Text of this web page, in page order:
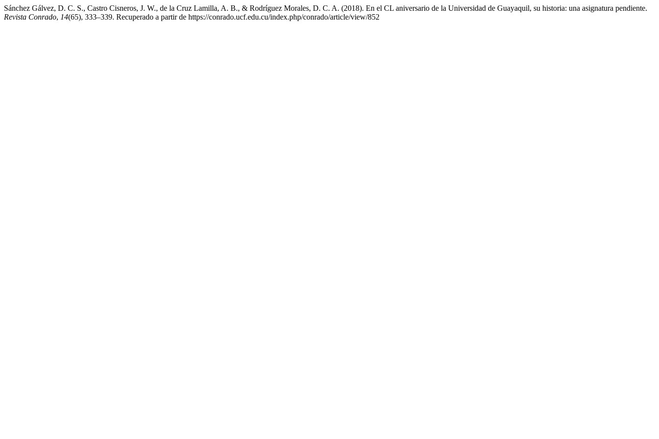
Sánchez Gálvez, D. C. S., Castro Cisneros, J. W., de la Cruz Lamilla, A. B., & Rodríguez Morales, D. C. A. (2018). En el CL aniversario de la Universidad de Guayaquil, su historia: una asignatura pendiente.
Revista Conrado, 14(65), 333–339. Recuperado a partir de https://conrado.ucf.edu.cu/index.php/conrado/article/view/852